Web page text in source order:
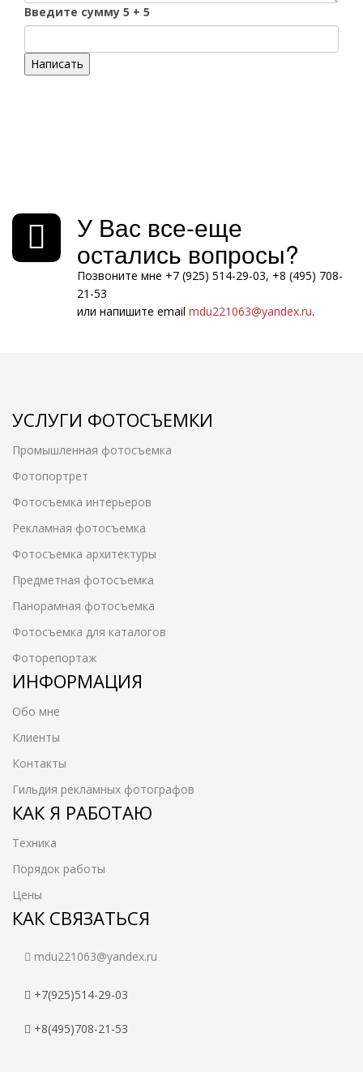
Введите сумму 5 + 5
Написать
У Вас все-еще
остались вопросы?
Позвоните мне +7 (925) 514-29-03, +8 (495) 708-
21-53
или напишите email mdu221063@yandex.ru.
УСЛУГИ ФОТОСЪЕМКИ
Промышленная фотосъемка
Фотопортрет
Фотосъемка интерьеров
Рекламная фотосъемка
Фотосъемка архитектуры
Предметная фотосъемка
Панорамная фотосъемка
Фотосъемка для каталогов
Фоторепортаж
ИНФОРМАЦИЯ
Обо мне
Клиенты
Контакты
Гильдия рекламных фотографов
КАК Я РАБОТАЮ
Техника
Порядок работы
Цены
КАК СВЯЗАТЬСЯ
mdu221063@yandex.ru
+7(925)514-29-03
+8(495)708-21-53